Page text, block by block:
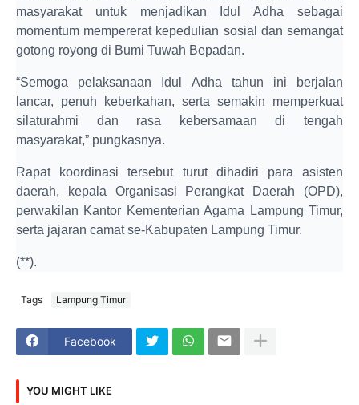
masyarakat untuk menjadikan Idul Adha sebagai
momentum mempererat kepedulian sosial dan semangat
gotong royong di Bumi Tuwah Bepadan.
“Semoga pelaksanaan Idul Adha tahun ini berjalan
lancar, penuh keberkahan, serta semakin memperkuat
silaturahmi dan rasa kebersamaan di tengah
masyarakat,” pungkasnya.
Rapat koordinasi tersebut turut dihadiri para asisten
daerah, kepala Organisasi Perangkat Daerah (OPD),
perwakilan Kantor Kementerian Agama Lampung Timur,
serta jajaran camat se-Kabupaten Lampung Timur.
(**).
Tags Lampung Timur
Facebook
YOU MIGHT LIKE